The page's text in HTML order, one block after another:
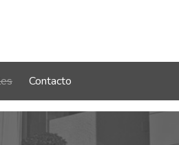
Contacto